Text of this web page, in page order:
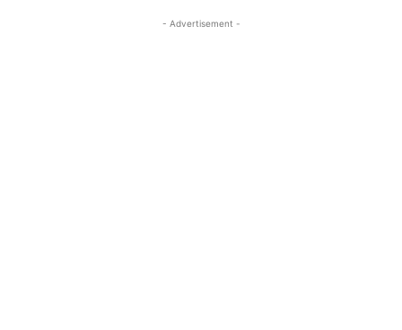
- Advertisement -